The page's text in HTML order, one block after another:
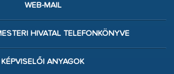
WEB-MAIL
HIVATAL TELEFONKÖNYVE
KÉPVISELŐI ANYAGOK